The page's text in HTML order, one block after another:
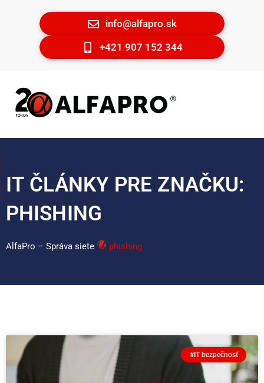
info@alfapro.sk
+421 907 152 344
IT ČLÁNKY PRE ZNAČKU:
PHISHING
AlfaPro – Správa siete phishing
#IT bezpečnosť